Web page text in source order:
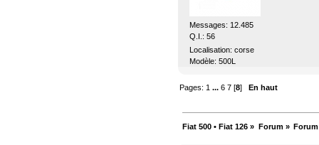
Messages: 12.485
Q.I.: 56
Localisation: corse
Modèle: 500L
Pages: 1 ...6 7 [8]En haut
Fiat 500 • Fiat 126 » Forum»